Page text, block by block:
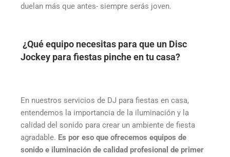
duelan más que antes- siempre serás joven.
¿Qué equipo necesitas para que un Disc
Jockey para fiestas pinche en tu casa?
En nuestros servicios de DJ para fiestas en casa,
entendemos la importancia de la iluminación y la
calidad del sonido para crear un ambiente de fiesta
agradable. Es por eso que ofrecemos equipos de
sonido e iluminación de calidad profesional de primer